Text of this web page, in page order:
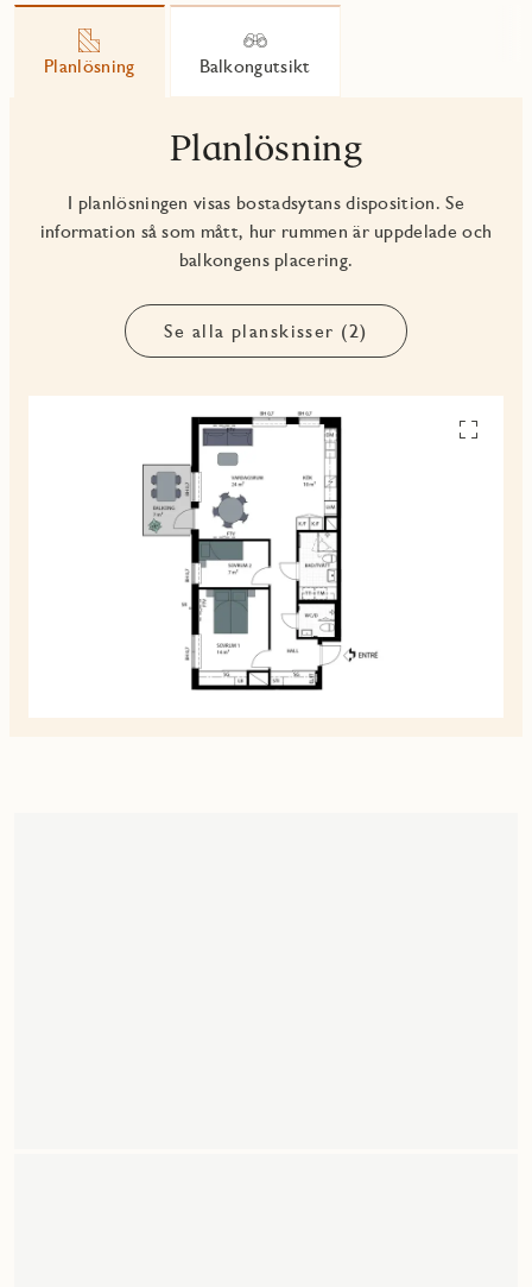
Planlösning Balkongutsikt
Planlösning
I planlösningen visas bostadsytans disposition. Se
information så som mått, hur rummen är uppdelade och
balkongens placering.
Se alla planskisser (2)
Se